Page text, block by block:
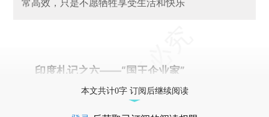
常高效，只是不愿牺牲享受生活和快乐
印度札记之六——“国王企业家”
本文共计0字 订阅后继续阅读